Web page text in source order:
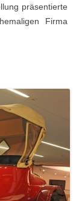
präsentierte
Firma